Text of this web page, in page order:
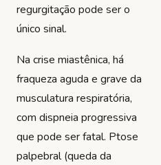
regurgitação pode ser o
único sinal.
Na crise miastênica, há
fraqueza aguda e grave da
musculatura respiratória,
com dispneia progressiva
que pode ser fatal. Ptose
palpebral (queda da